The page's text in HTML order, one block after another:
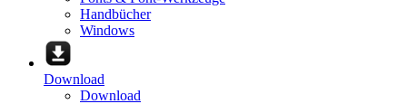
Handbücher
Windows
Download
Download